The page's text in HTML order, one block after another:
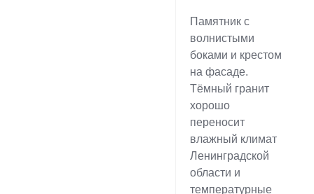
Памятник с
волнистыми
боками и крестом
на фасаде.
Тёмный гранит
хорошо
переносит
влажный климат
Ленинградской
области и
температурные